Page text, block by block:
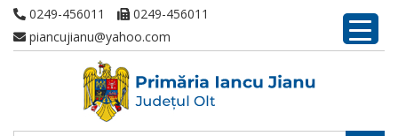
0249-456011
0249-456011
piancujianu@yahoo.com